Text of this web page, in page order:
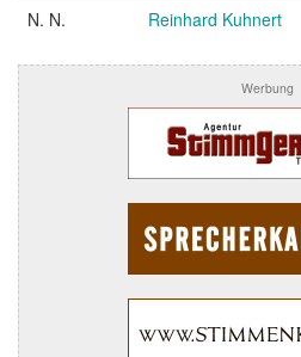
N. N. Reinhard Kuhnert
Werbung